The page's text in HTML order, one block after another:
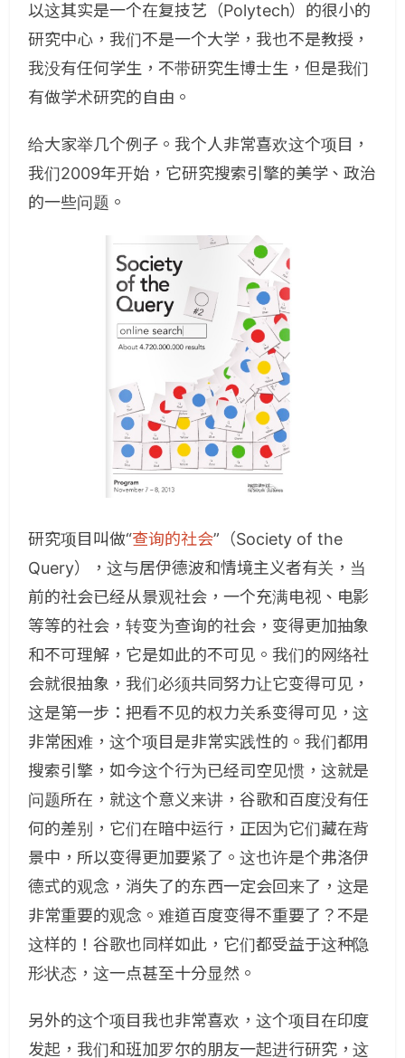
以这其实是一个在复技艺（Polytech）的很小的
研究中心 ，我们不是一个大学，我也不是教授，
我没有任何学生，不带研究生博士生，但是我们
有做学术研究的自由。
给大家举几个例子。我个人非常喜欢这个项目，
我们2009年开始，它研究搜索引擎的美学、政治
的一些问题。
研究项目叫做“查询的社会”（Society of the
Query），这与居伊德波和情境主义者有关，当
前的社会已经从景观社会，一个充满电视、电影
等等的社会，转变为查询的社会，变得更加抽象
和不可理解，它是如此的不可见。我们的网络社
会就很抽象，我们必须共同努力让它变得可见，
这是第一步：把看不见的权力关系变得可见，这
非常困难，这个项目是非常实践性的。我们都用
搜索引擎，如今这个行为已经司空见惯，这就是
问题所在，就这个意义来讲，谷歌和百度没有任
何的差别，它们在暗中运行，正因为它们藏在背
景中，所以变得更加要紧了。这也许是个弗洛伊
德式的观念，消失了的东西一定会回来了，这是
非常重要的观念。难道百度变得不重要了？不是
这样的！谷歌也同样如此，它们都受益于这种隐
形状态，这一点甚至十分显然。
另外的这个项目我也非常喜欢，这个项目在印度
发起，我们和班加罗尔的朋友一起进行研究，这